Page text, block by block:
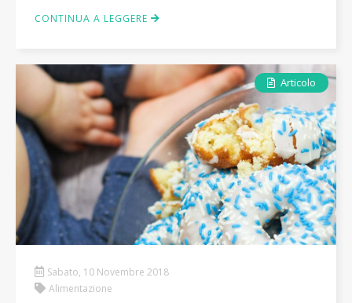
CONTINUA A LEGGERE
Articolo
Sabato, 10 Novembre 2018
Alimentazione